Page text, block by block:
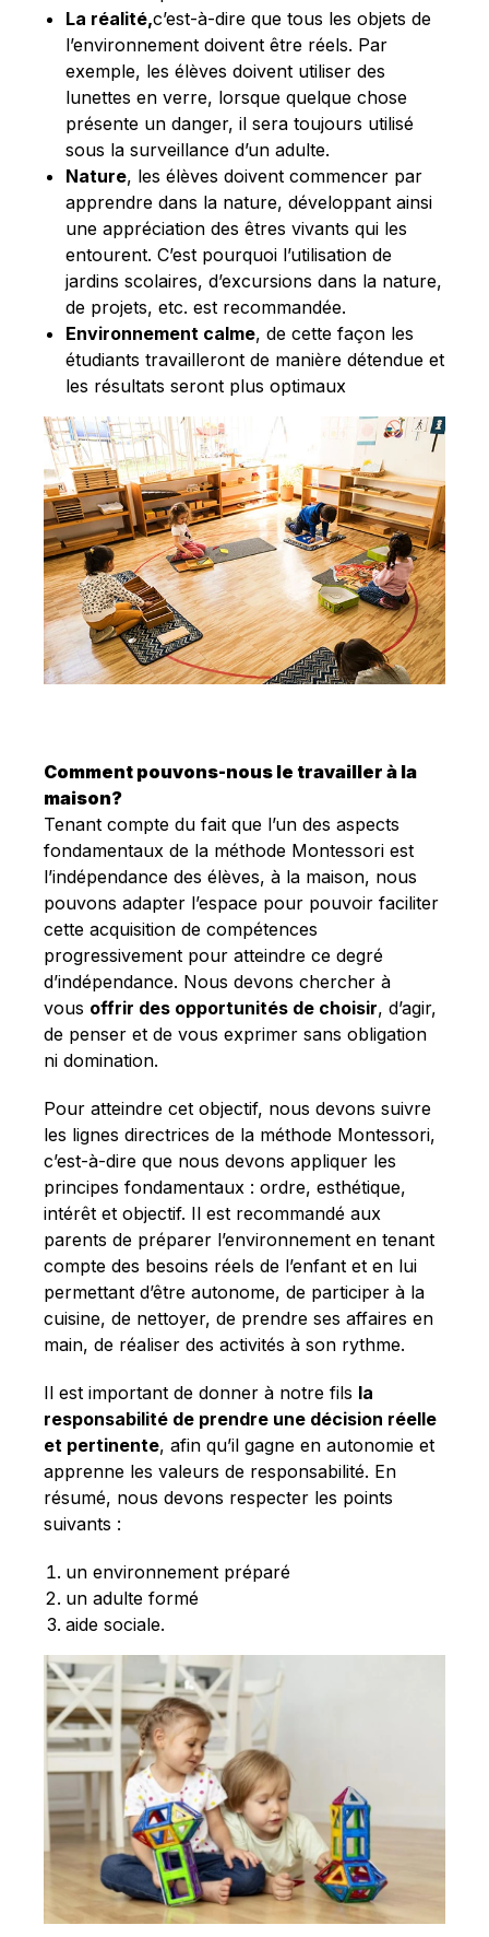
La réalité,c’est-à-dire que tous les objets de
l’environnement doivent être réels. Par
exemple, les élèves doivent utiliser des
lunettes en verre, lorsque quelque chose
présente un danger, il sera toujours utilisé
sous la surveillance d’un adulte.
Nature, les élèves doivent commencer par
apprendre dans la nature, développant ainsi
une appréciation des êtres vivants qui les
entourent. C’est pourquoi l’utilisation de
jardins scolaires, d’excursions dans la nature,
de projets, etc. est recommandée.
Environnement calme, de cette façon les
étudiants travailleront de manière détendue et
les résultats seront plus optimaux
Comment pouvons-nous le travailler à la
maison?
Tenant compte du fait que l’un des aspects
fondamentaux de la méthode Montessori est
l’indépendance des élèves, à la maison, nous
pouvons adapter l’espace pour pouvoir faciliter
cette acquisition de compétences
progressivement pour atteindre ce degré
d’indépendance. Nous devons chercher à
vous offrir des opportunités de choisir, d’agir,
de penser et de vous exprimer sans obligation
ni domination.
Pour atteindre cet objectif, nous devons suivre
les lignes directrices de la méthode Montessori,
c’est-à-dire que nous devons appliquer les
principes fondamentaux : ordre, esthétique,
intérêt et objectif. Il est recommandé aux
parents de préparer l’environnement en tenant
compte des besoins réels de l’enfant et en lui
permettant d’être autonome, de participer à la
cuisine, de nettoyer, de prendre ses affaires en
main, de réaliser des activités à son rythme.
Il est important de donner à notre fils la
responsabilité de prendre une décision réelle
et pertinente, afin qu’il gagne en autonomie et
apprenne les valeurs de responsabilité. En
résumé, nous devons respecter les points
suivants :
un environnement préparé
un adulte formé
aide sociale.